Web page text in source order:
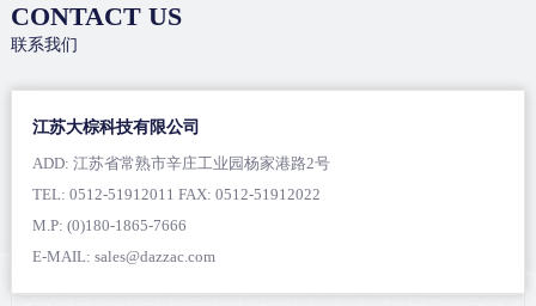
CONTACT US
联系我们
江苏大棕科技有限公司
ADD: 江苏省常熟市辛庄工业园杨家港路2号
TEL: 0512-51912011 FAX: 0512-51912022
M.P: (0)180-1865-7666
E-MAIL: sales@dazzac.com